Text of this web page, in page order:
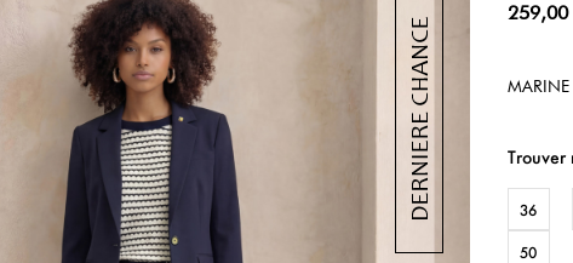
MARINE
Trouver
36
50